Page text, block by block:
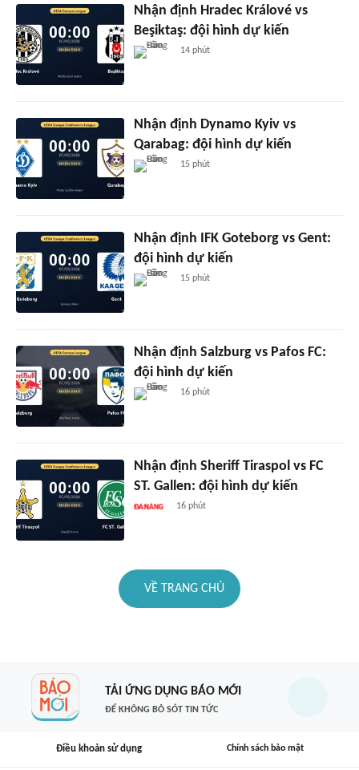
Nhận định Hradec Králové vs
Beşiktaş: đội hình dự kiến
14 phút
Nhận định Dynamo Kyiv vs
Qarabag: đội hình dự kiến
15 phút
Nhận định IFK Goteborg vs Gent:
đội hình dự kiến
15 phút
Nhận định Salzburg vs Pafos FC:
đội hình dự kiến
16 phút
Nhận định Sheriff Tiraspol vs FC
ST. Gallen: đội hình dự kiến
16 phút
VỀ TRANG CHỦ
TẢI ỨNG DỤNG BÁO MỚI
ĐỂ KHÔNG BỎ SÓT TIN TỨC
Điều khoản sử dụng Chính sách bảo mật